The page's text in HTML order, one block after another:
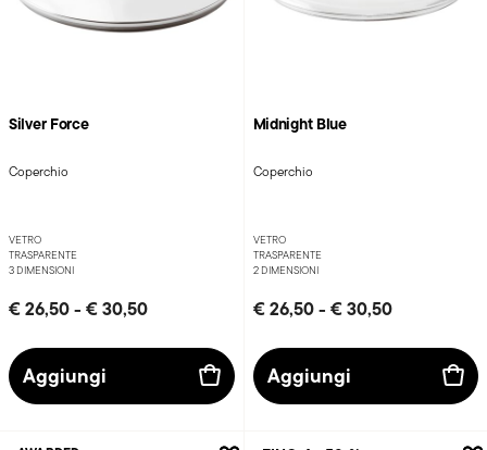
Silver Force
Coperchio
VETRO
TRASPARENTE
3 DIMENSIONI
€ 26,50- € 30,50
Aggiungi
Midnight Blue
Coperchio
VETRO
TRASPARENTE
2 DIMENSIONI
€ 26,50- € 30,50
Aggiungi